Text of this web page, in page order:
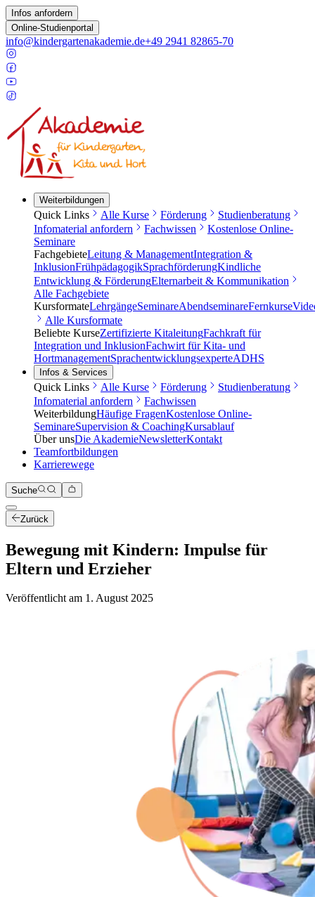
Infos anfordern
Online-Studienportal
info@kindergartenakademie.de+49 2941 82865-70
Weiterbildungen
Quick Links Alle Kurse Förderung
Studienberatung
Infomaterial anfordern
Fachwissen
Kostenlose Online-
Seminare
FachgebieteLeitung & ManagementIntegration &
InklusionFrühpädagogikSprachförderungKindliche
Entwicklung & FörderungElternarbeit & Kommunikation
Alle Fachgebiete
KursformateLehrgängeSeminareAbendseminareFernkurse
Alle Kursformate
Beliebte KurseZertifizierte KitaleitungFachkraft für
Integration und InklusionFachwirt für Kita- und
HortmanagementSprachentwicklungsexperteADHS
Infos & Services
Quick Links Alle Kurse Förderung
Studienberatung
Infomaterial anfordern
Fachwissen
WeiterbildungHäufige FragenKostenlose Online-
SeminareSupervision & CoachingKursablauf
Über unsDie AkademieNewsletterKontakt
Teamfortbildungen
Karrierewege
Suche
Zurück
Bewegung mit Kindern: Impulse für
Eltern und Erzieher
Veröffentlicht am 1. August 2025